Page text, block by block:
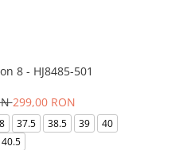
8 - HJ8485-501
299,00 RON
37.5 38.5 39
40
40.5